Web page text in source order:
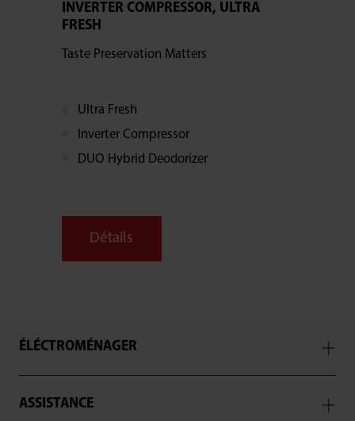
INVERTER COMPRESSOR, ULTRA
FRESH
Taste Preservation Matters
Ultra Fresh
Inverter Compressor
DUO Hybrid Deodorizer
Détails
ÉLÉCTROMÉNAGER
ASSISTANCE